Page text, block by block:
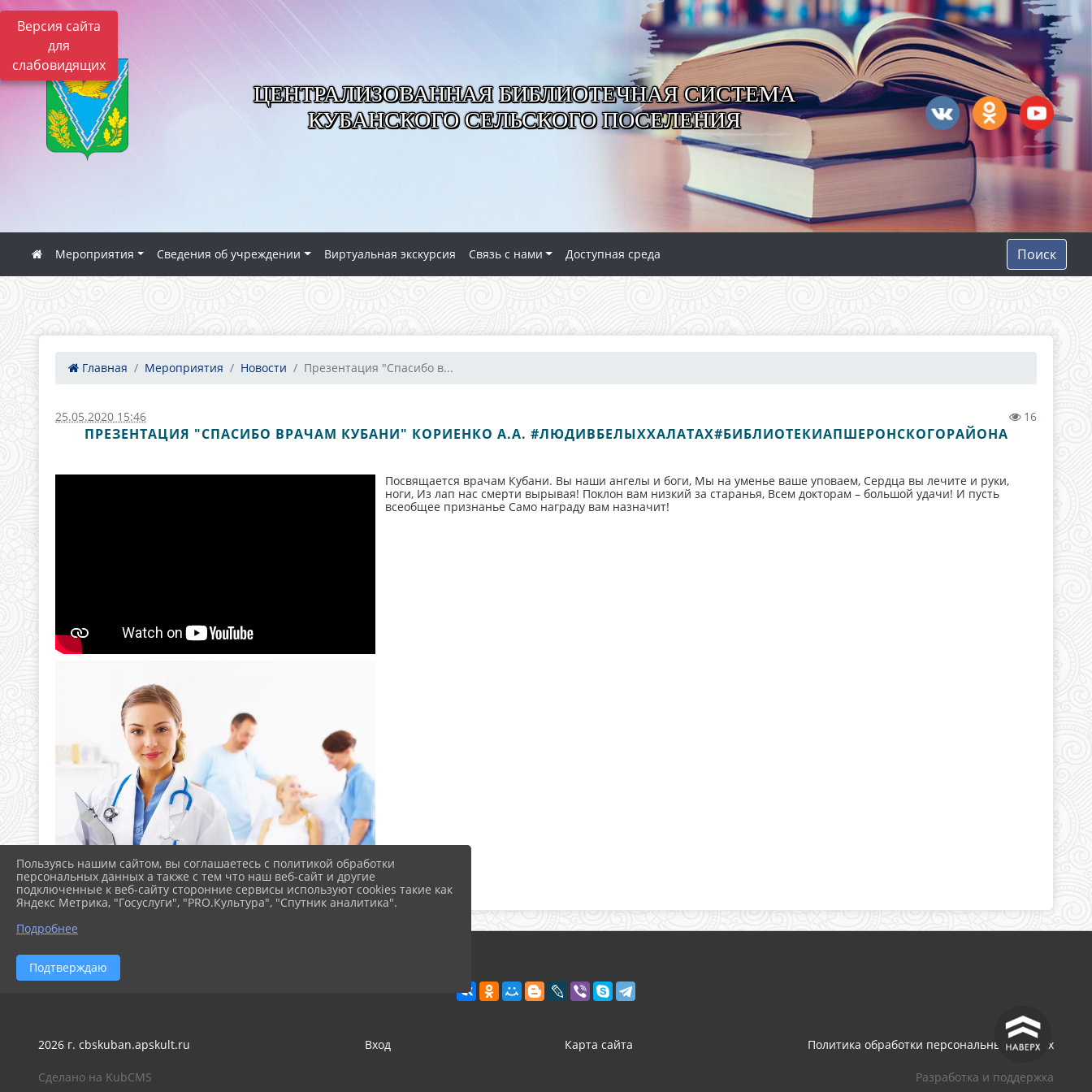
Версия сайта
для
слабовидящих
ЦЕНТРАЛИЗОВАННАЯ БИБЛИОТЕЧНАЯ СИСТЕМА
КУБАНСКОГО СЕЛЬСКОГО ПОСЕЛЕНИЯ
Мероприятия Сведения об учреждении Виртуальная экскурсия Связь с нами Доступная среда Поиск
Главная Мероприятия Новости Презентация "Спасибо в...
25.05.2020 15:46 16
ПРЕЗЕНТАЦИЯ "СПАСИБО ВРАЧАМ КУБАНИ" КОРИЕНКО А.А. #ЛЮДИВБЕЛЫХХАЛАТАХ#БИБЛИОТЕКИАПШЕРОНСКОГОРАЙОНА
Посвящается врачам Кубани. Вы наши ангелы и боги, Мы на уменье ваше уповаем, Сердца вы лечите и руки,
ноги, Из лап нас смерти вырывая! Поклон вам низкий за старанья, Всем докторам – большой удачи! И пусть
всеобщее признанье Само награду вам назначит!
^
2026 г. cbskuban.apskult.ru Вход Карта сайта Политика обработки персональных данных
Сделано на KubCMS Разработка и поддержка
Пользуясь нашим сайтом, вы соглашаетесь с политикой обработки
персональных данных а также с тем что наш веб-сайт и другие
подключенные к веб-сайту сторонние сервисы используют cookies такие как
Яндекс Метрика, "Госуслуги", "PRO.Культура", "Спутник аналитика".
Подробнее
Подтверждаю